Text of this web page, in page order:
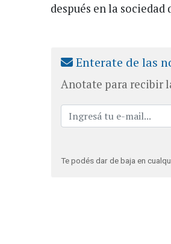
después en la
Enterate de las
Anotate para recibir
Te podés dar de baja en